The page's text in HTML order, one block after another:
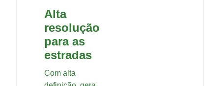
Alta
resolução
para as
estradas
Com alta